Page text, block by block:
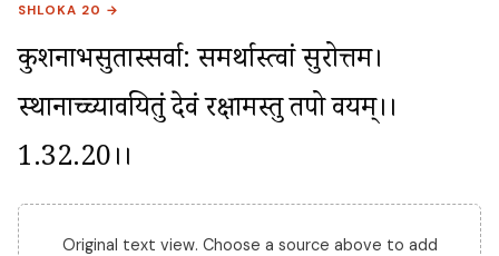
SHLOKA 20 →
कुशनाभसुतास्सर्वा: समर्थास्त्वां सुरोत्तम।
स्थानाच्च्यावयितुं देवं रक्षामस्तु तपो वयम्।।
1.32.20।।
Original text view. Choose a source above to add